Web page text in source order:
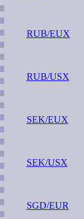
RUB/EUX
RUB/USX
SEK/EUX
SEK/USX
SGD/EUR